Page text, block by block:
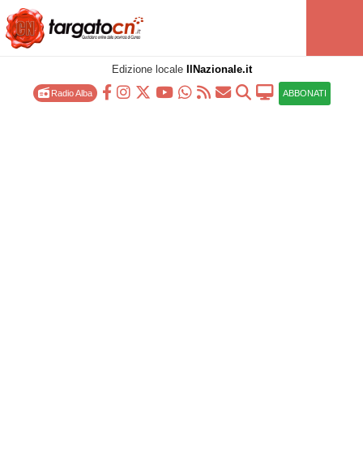
Edizione locale IlNazionale.it
Radio Alba ABBONATI